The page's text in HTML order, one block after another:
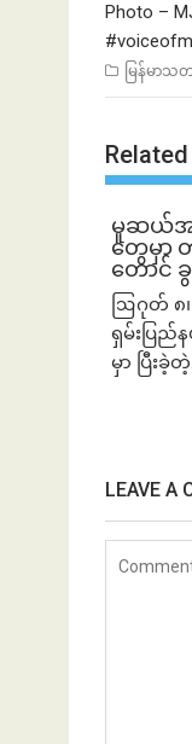
Photo –
မြန်မာသ
မူဆယ်အ
တွေမှာ
တောင်
ဩဂုတ် ၈၊
ရှမ်းပြ
မှာ ပြီးခဲ့တဲ့
LEAVE A